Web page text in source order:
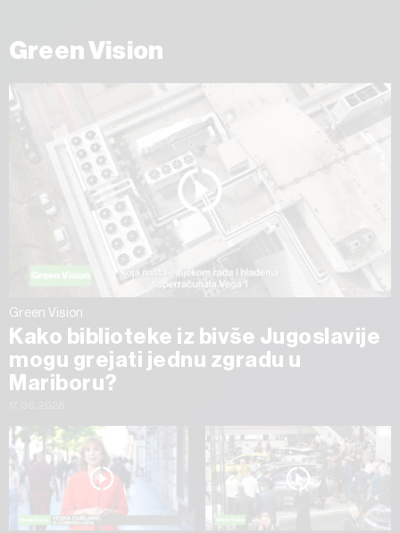
Green Vision
Green Vision
Kako biblioteke iz bivše Jugoslavije
mogu grejati jednu zgradu u
Mariboru?